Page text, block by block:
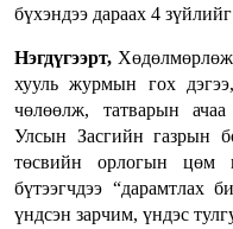
бүхэндээ дараах 4
Нэгдүгээрт, Хөдөлмөрлөж
хууль журмын гох
чөлөөлж, татварын
Улсын Засгийн газрын
төсвийн орлогын цөм
бүтээгчдээ
үндсэн зарчим, үндэс